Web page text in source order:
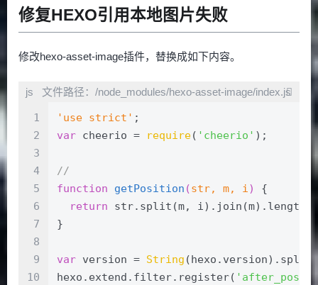
修复HEXO引用本地图片失败
修改hexo-asset-image插件，替换成如下内容。
文件路径：/node_modules/hexo-asset-image/index.js
1
2
3
4
5
6
7
8
9
10
'use strict' ;
var cheerio = require( 'cheerio' );
//
function
getPosition (str, m, i) {
return str.split(m, i).join(m).length;
}
var version = String (hexo.version).split(
hexo.extend.filter.register(